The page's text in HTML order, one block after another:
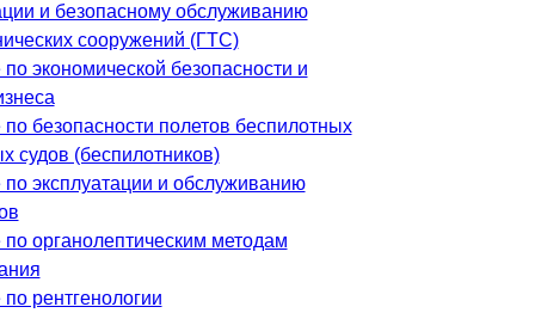
и безопасному обслуживанию
сооружений (ГТС)
экономической безопасности и
безопасности полетов беспилотных
судов (беспилотников)
эксплуатации и обслуживанию
органолептическим методам
рентгенологии